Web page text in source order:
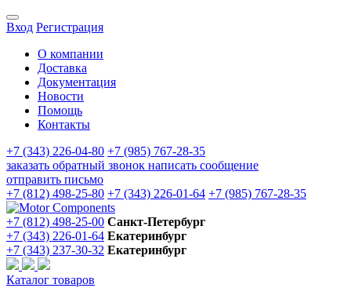
Вход Регистрация
О компании
Доставка
Документация
Новости
Помощь
Контакты
+7 (343) 226-04-80 +7 (985) 767-28-35
заказать обратный звонок написать сообщение
отправить письмо
+7 (812) 498-25-80 +7 (343) 226-01-64 +7 (985) 767-28-35
+7 (812) 498-25-00 Санкт-Петербург
+7 (343) 226-01-64 Екатеринбург
+7 (343) 237-30-32 Екатеринбург
Каталог товаров